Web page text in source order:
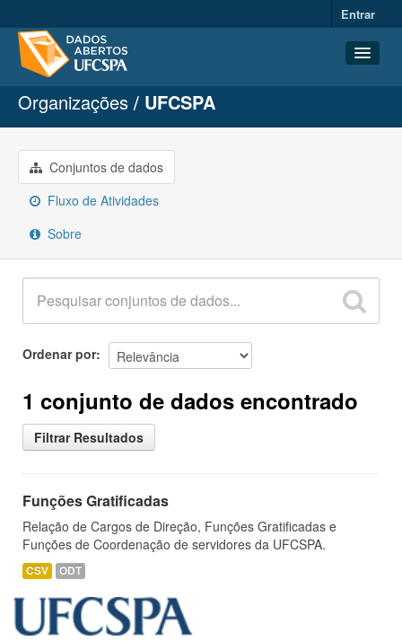
Entrar
Conjuntos de dados
Organizações
Grupos
Sobre
Organizações UFCSPA
Conjuntos de dados
Fluxo de Atividades
Sobre
Ordenar por
1 conjunto de dados encontrado
Filtrar Resultados
Funções Gratificadas
Relação de Cargos de Direção, Funções Gratificadas e
Funções de Coordenação de servidores da UFCSPA.
CSV ODT